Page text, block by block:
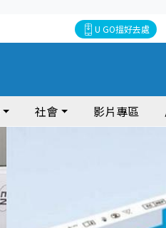
U GO搵好去處
社會 影片專區